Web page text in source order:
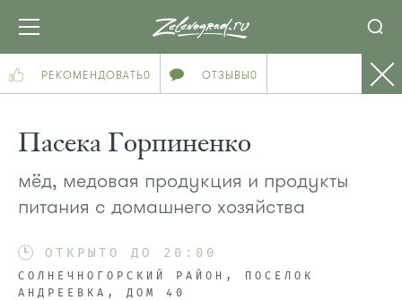
РЕКОМЕНДОВАТЬ0 ОТЗЫВЫ0
Пасека Горпиненко
мёд, медовая продукция и продукты
питания с домашнего хозяйства
ОТКРЫТО ДО 20:00
СОЛНЕЧНОГОРСКИЙ РАЙОН, ПОСЕЛОК
АНДРЕЕВКА, ДОМ 40